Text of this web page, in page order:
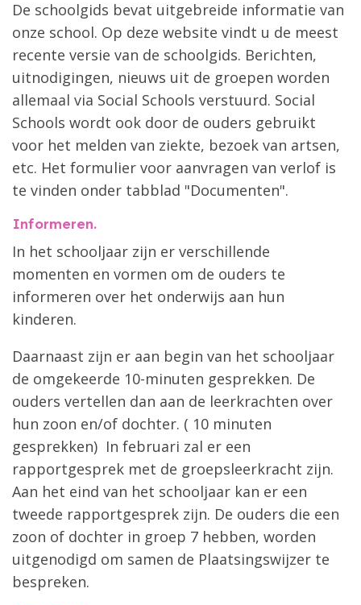
De schoolgids bevat uitgebreide informatie van
onze school. Op deze website vindt u de meest
recente versie van de schoolgids. Berichten,
uitnodigingen, nieuws uit de groepen worden
allemaal via Social Schools verstuurd. Social
Schools wordt ook door de ouders gebruikt
voor het melden van ziekte, bezoek van artsen,
etc. Het formulier voor aanvragen van verlof is
te vinden onder tabblad "Documenten".
Informeren.
In het schooljaar zijn er verschillende
momenten en vormen om de ouders te
informeren over het onderwijs aan hun
kinderen.
Daarnaast zijn er aan begin van het schooljaar
de omgekeerde 10-minuten gesprekken. De
ouders vertellen dan aan de leerkrachten over
hun zoon en/of dochter. ( 10 minuten
gesprekken) In februari zal er een
rapportgesprek met de groepsleerkracht zijn.
Aan het eind van het schooljaar kan er een
tweede rapportgesprek zijn. De ouders die een
zoon of dochter in groep 7 hebben, worden
uitgenodigd om samen de Plaatsingswijzer te
bespreken.